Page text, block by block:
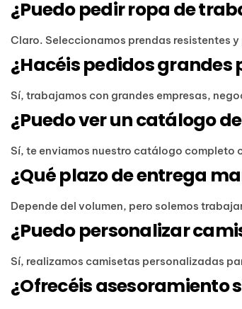
¿Puedo pedir ropa de
Claro. Seleccionamos prendas resistentes
¿Hacéis pedidos grandes
Sí, trabajamos con grandes empresas,
¿Puedo ver un catálogo
Sí, te enviamos nuestro catálogo completo
¿Qué plazo de entrega
Depende del volumen, pero solemos
¿Puedo personalizar
Sí, realizamos camisetas personalizadas
¿Ofrecéis asesoramiento